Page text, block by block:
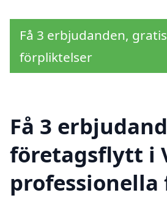
Få 3 erbjudanden,
förpliktelser
Få 3
företagsflytt i
professionella